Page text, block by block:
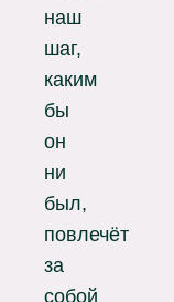
наш
шаг,
каким
бы
он
ни
был,
повлечёт
за
собой